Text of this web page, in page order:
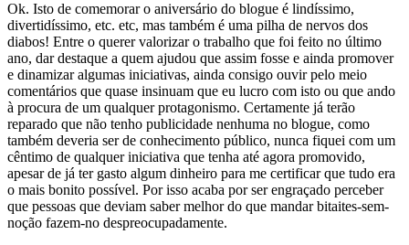
Ok. Isto de comemorar o aniversário do blogue é lindíssimo,
divertidíssimo, etc. etc, mas também é uma pilha de nervos dos
diabos! Entre o querer valorizar o trabalho que foi feito no último
ano, dar destaque a quem ajudou que assim fosse e ainda promover
e dinamizar algumas iniciativas, ainda consigo ouvir pelo meio
comentários que quase insinuam que eu lucro com isto ou que ando
à procura de um qualquer protagonismo. Certamente já terão
reparado que não tenho publicidade nenhuma no blogue, como
também deveria ser de conhecimento público, nunca fiquei com um
cêntimo de qualquer iniciativa que tenha até agora promovido,
apesar de já ter gasto algum dinheiro para me certificar que tudo era
o mais bonito possível. Por isso acaba por ser engraçado perceber
que pessoas que deviam saber melhor do que mandar bitaites-sem-
noção fazem-no despreocupadamente.